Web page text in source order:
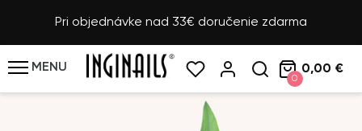
Pri objednávke nad 33€ doručenie zdarma
MENU
0
0,00 €